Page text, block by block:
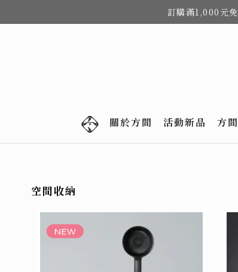
訂購滿1,000元
關於方間 活動新品 方
空間收納